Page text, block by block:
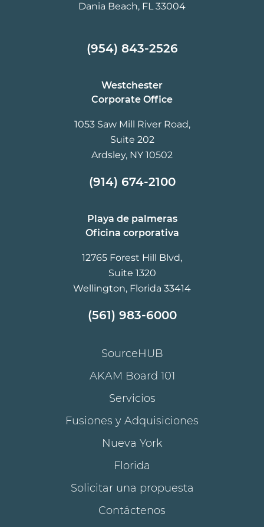
Dania Beach, FL 33004
(954) 843-2526
Westchester
Corporate Office
1053 Saw Mill River Road,
Suite 202
Ardsley, NY 10502
(914) 674-2100
Playa de palmeras
Oficina corporativa
12765 Forest Hill Blvd,
Suite 1320
Wellington, Florida 33414
(561) 983-6000
SourceHUB
AKAM Board 101
Servicios
Fusiones y Adquisiciones
Nueva York
Florida
Solicitar una propuesta
Contáctenos